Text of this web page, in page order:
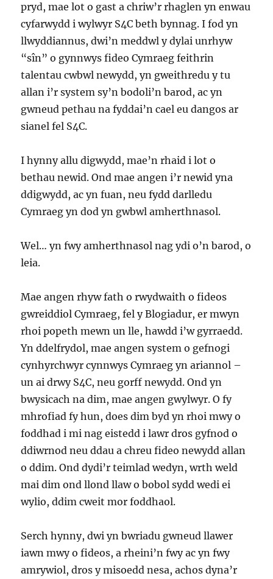
pryd, mae lot o gast a chriw’r rhaglen yn enwau
cyfarwydd i wylwyr S4C beth bynnag. I fod yn
llwyddiannus, dwi’n meddwl y dylai unrhyw
“sîn” o gynnwys fideo Cymraeg feithrin
talentau cwbwl newydd, yn gweithredu y tu
allan i’r system sy’n bodoli’n barod, ac yn
gwneud pethau na fyddai’n cael eu dangos ar
sianel fel S4C.
I hynny allu digwydd, mae’n rhaid i lot o
bethau newid. Ond mae angen i’r newid yna
ddigwydd, ac yn fuan, neu fydd darlledu
Cymraeg yn dod yn gwbwl amherthnasol.
Wel… yn fwy amherthnasol nag ydi o’n barod, o
leia.
Mae angen rhyw fath o rwydwaith o fideos
gwreiddiol Cymraeg, fel y Blogiadur, er mwyn
rhoi popeth mewn un lle, hawdd i’w gyrraedd.
Yn ddelfrydol, mae angen system o gefnogi
cynhyrchwyr cynnwys Cymraeg yn ariannol –
un ai drwy S4C, neu gorff newydd. Ond yn
bwysicach na dim, mae angen gwylwyr. O fy
mhrofiad fy hun, does dim byd yn rhoi mwy o
foddhad i mi nag eistedd i lawr dros gyfnod o
ddiwrnod neu ddau a chreu fideo newydd allan
o ddim. Ond dydi’r teimlad wedyn, wrth weld
mai dim ond llond llaw o bobol sydd wedi ei
wylio, ddim cweit mor foddhaol.
Serch hynny, dwi yn bwriadu gwneud llawer
iawn mwy o fideos, a rheini’n fwy ac yn fwy
amrywiol, dros y misoedd nesa, achos dyna’r